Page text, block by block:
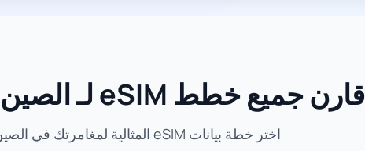
قارن جميع خطط eSIM لـ الصين - أفضل خطط البيانات والأسعار
اختر خطة بيانات eSIM المثالية لمغامرتك في الصين. قارن الأسعار وحجم البيانات وفترات الصلاحية.